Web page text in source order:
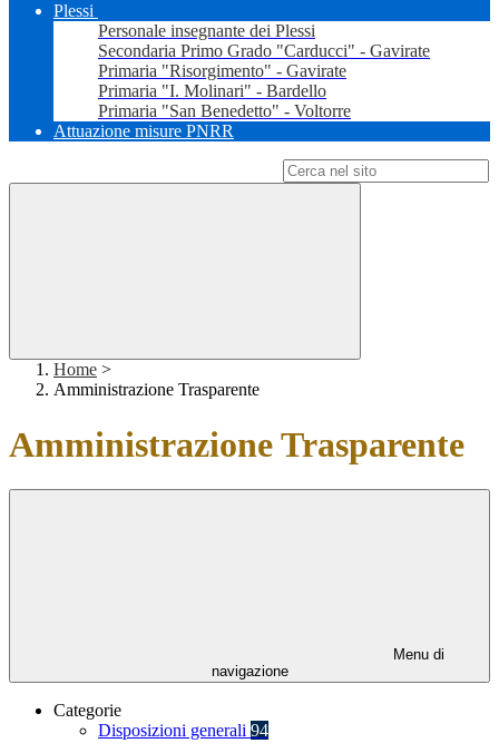
Plessi
Personale insegnante dei Plessi
Secondaria Primo Grado "Carducci" - Gavirate
Primaria "Risorgimento" - Gavirate
Primaria "I. Molinari" - Bardello
Primaria "San Benedetto" - Voltorre
Attuazione misure PNRR
Home >
Amministrazione Trasparente
Amministrazione Trasparente
Menu di
navigazione
Categorie
Disposizioni generali 94